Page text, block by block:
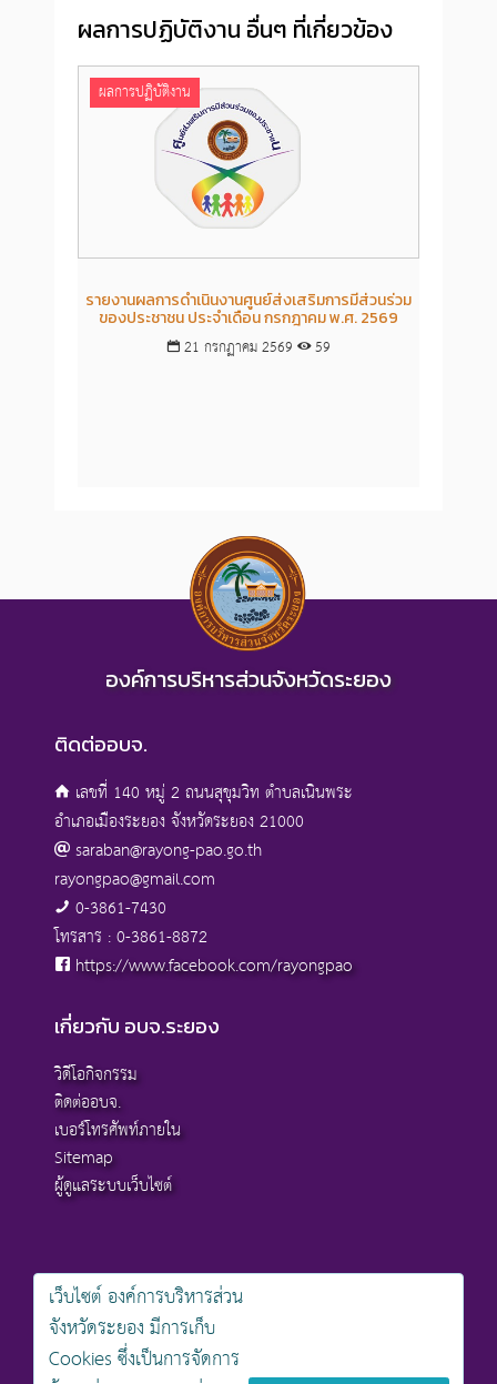
ผลการปฏิบัติงาน อื่นๆ ที่เกี่ยวข้อง
ผลการปฏิบัติงาน
รายงานผลการดำเนินงานศูนย์ส่งเสริมการมีส่วนร่วม
ของประชาชน ประจำเดือน กรกฎาคม พ.ศ. 2569
21 กรกฏาคม 2569 59
องค์การบริหารส่วนจังหวัดระยอง
ติดต่ออบจ.
เลขที่ 140 หมู่ 2 ถนนสุขุมวิท ตำบลเนินพระ
อำเภอเมืองระยอง จังหวัดระยอง 21000
saraban@rayong-pao.go.th
rayongpao@gmail.com
0-3861-7430
โทรสาร : 0-3861-8872
https://www.facebook.com/rayongpao
เกี่ยวกับ อบจ.ระยอง
วิดีโอกิจกรรม
ติดต่ออบจ.
เบอร์โทรศัพท์ภายใน
Sitemap
ผู้ดูแลระบบเว็บไซต์
สงวนลิขสิทธิ์ © 2568 , องค์การบริหารส่วนจังหวัดระยอง
นโยบายการคุ้มครองข้อมูลส่วนบุคคล
นโยบายการรักษาความมั่นคงปลอดภัยเว็บไซต์
เว็บไซต์ องค์การบริหารส่วน
จังหวัดระยอง มีการเก็บ
Cookies ซึ่งเป็นการจัดการ